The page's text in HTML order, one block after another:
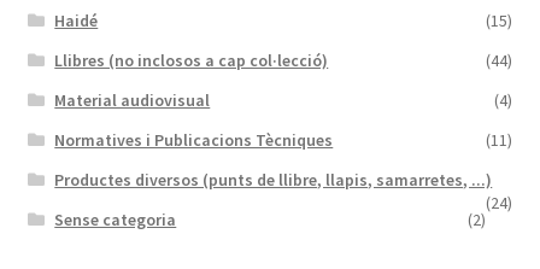
Haidé
(15)
Llibres (no inclosos a cap col·lecció)
(44)
Material audiovisual
(4)
Normatives i Publicacions Tècniques
(11)
Productes diversos (punts de llibre, llapis, samarretes, ...)
(24)
Sense categoria (2)